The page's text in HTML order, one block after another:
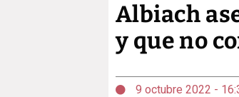
Albiach
y que no
9 octubre 2022 -